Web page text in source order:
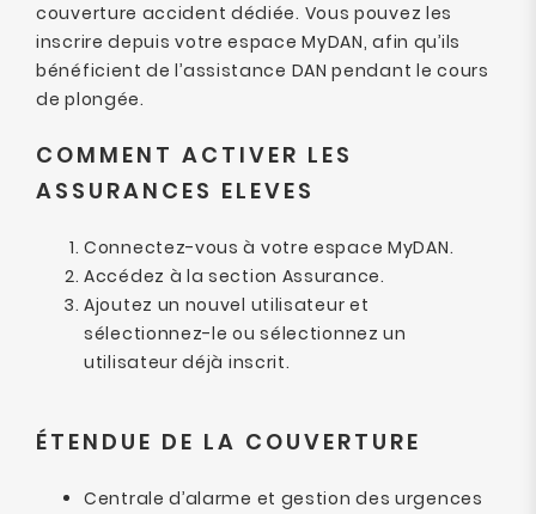
couverture accident dédiée. Vous pouvez les
inscrire depuis votre espace MyDAN, afin qu’ils
bénéficient de l’assistance DAN pendant le cours
de plongée.
COMMENT ACTIVER LES
ASSURANCES ELEVES
Connectez-vous à votre espace MyDAN.
Accédez à la section Assurance.
Ajoutez un nouvel utilisateur et
sélectionnez-le ou sélectionnez un
utilisateur déjà inscrit.
ÉTENDUE DE LA COUVERTURE
Centrale d’alarme et gestion des urgences